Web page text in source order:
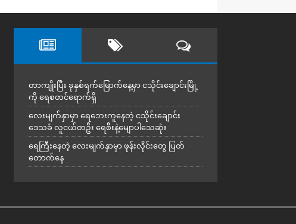
တာကျိုးပြီး ခုနှစ်ရက်မြောက်နေ့မှာ ငသိုင်းချောင်းမြို့
ကို ရေစတင်ရောက်ရှိ
လေးမျက်နှာမှာ ရေဘေးကူနေတဲ့ ငသိုင်းချောင်း
ဒေသခံ လူငယ်တဦး ရေစီးနဲ့မျောပါသေဆုံး
ရေကြီးနေတဲ့ လေးမျက်နှာမှာ ဖုန်းလိုင်းတွေ ပြတ်
တောက်နေ